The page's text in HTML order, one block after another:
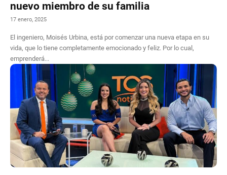
nuevo miembro de su familia
17 enero, 2025
El ingeniero, Moisés Urbina, está por comenzar una nueva etapa en su
vida, que lo tiene completamente emocionado y feliz. Por lo cual,
emprenderá...